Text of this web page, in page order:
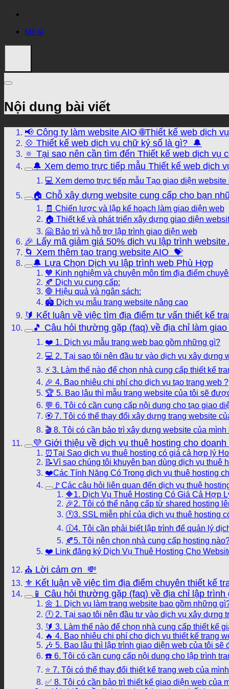
Mô tả
Nội dung bài viết
📢 Công ty làm website AIO 🌐Thiết kế web dịch
💠 Thiết kế web dịch vụ chữ ký số là gì? 🔔
🔅 Tại sao nên cần tìm đến Thiết kế web dịch vụ
🔔 Xem demo trực tiếp mẫu Thiết kế web dịch
💻 Xem demo trực tiếp mẫu Tạo giao diện
🏠 Chỗ xây dựng website cung cấp cho bạn
🧾 Chiến lược và lập kế hoạch làm giao diện web
🏠 Thiết kế và phát triển xây dựng giao diện
🤗 Bảo trì và hỗ trợ lập trình giao diện web
🎉 Lấy mã giảm giá 50% dịch vụ lập trình website
🌀 Xem thêm tạo trang website AIO 💝
🔔 Lựa Chọn Dịch vụ lập trình web Phù Hợp
🧡 Kinh nghiệm và chuyên môn tìm địa điểm
🍂 Dịch vụ cung cấp:
🛑 Hiệu quả và ngân sách:
🏟️ Dịch vụ mẫu trang website nâng cao
🔰 Kết luận về việc tìm địa điểm tư vấn thiết kế
🎵 Câu hỏi thường gặp (faq) về địa chỉ làm
❤️ 1. Dịch vụ mẫu trang web bao gồm những gì?
💻 2. Tại sao tôi nên đầu tư vào dịch vụ xây dựng
⚡ 3. Làm thế nào để chọn nhà cung cấp thiết kế
🎉 4. Bao nhiêu chi phí cho dịch vụ tạo trang web ?
🏆 5. Bao lâu thì mẫu trang website của tôi sẽ
💬 6. Tôi có cần cung cấp nội dung cho tạo giao
🏵️ 7. Tôi có thể thay đổi xây dựng trang website
🎬 8. Tôi có cần bảo trì xây dựng website của mình
💜 Giới thiệu về dịch vụ thuê hosting cho
⏰Tại Sao dịch vụ thuê hosting có giá cả hợp lý
📝Vì sao chúng tôi khuyên bạn dùng dịch vụ thuê
❤️Các Tính Năng Có Trong dịch vụ thuê hosting
🚩Các câu hỏi liên quan đến dịch vụ thuê
🔶1. Dịch Vụ Thuê Hosting Có Giá Cả Hợp
🎉2. Tôi có thể nâng cấp từ shared hosting
🕐3. SSL miễn phí của dịch vụ thuê hosting
🕧4. Tôi cần phải biết lập trình để quản lý
🍂5. Tôi nên chọn nhà cung cấp hosting
❤️ Link đăng ký Dịch Vụ Thuê Hosting Cho
⛪ Lời cảm ơn 💸
⚜️ Kết luận về việc tìm địa điểm chuyên thiết kế
📱 Câu hỏi thường gặp (faq) về địa chỉ lập
🌼 1. Dịch vụ làm trang website bao gồm những
🕛 2. Tại sao tôi nên đầu tư vào dịch vụ xây dựng
🔰 3. Làm thế nào để chọn nhà cung cấp thiết kế
🔥 4. Bao nhiêu chi phí cho dịch vụ thiết kế trang
🎶 5. Bao lâu thì lập trình giao diện web của tôi
☎️ 6. Tôi có cần cung cấp nội dung cho lập trình
⭐ 7. Tôi có thể thay đổi thiết kế trang web của
✅ 8. Tôi có cần bảo trì thiết kế giao diện web của